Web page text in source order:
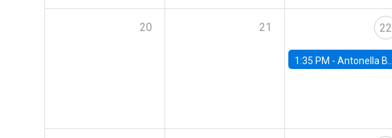
20 21 22
1:35 PM -Antonella Bancalari, Institute for Fiscal Studies (IFS) and Research Associate at University College London (UCL)